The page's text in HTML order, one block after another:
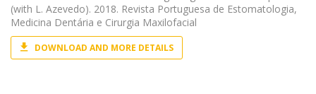
(with L. Azevedo). 2018. Revista Portuguesa de Estomatologia,
Medicina Dentária e Cirurgia Maxilofacial
DOWNLOAD AND MORE DETAILS